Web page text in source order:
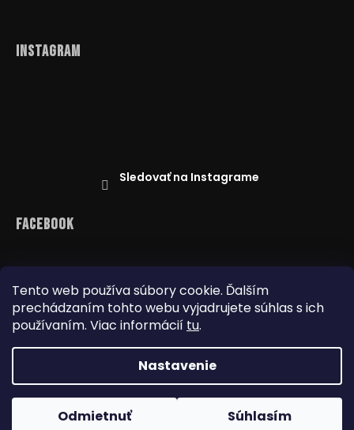
Tento web používa súbory cookie. Ďalším
prechádzaním tohto webu vyjadrujete súhlas s ich
používaním. Viac informácií tu.
Nastavenie
Odmietnuť Súhlasím
Instagram
Sledovať na Instagrame
Facebook
Reklamácie Doprava a platba
Najnižšia cena na trhu Obchodné podmienky
Copyright 2026www.dealbox.sk. Všetky práva
vyhradené.Upraviť nastavenie cookies